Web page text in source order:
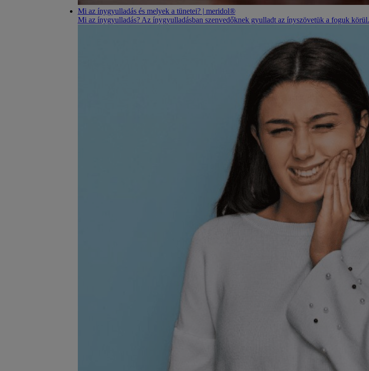
Mi az ínygyulladás és melyek a tünetei? | meridol®
Mi az ínygyulladás? Az ínygyulladásban szenvedőknek gyulladt az ínyszövetük a foguk